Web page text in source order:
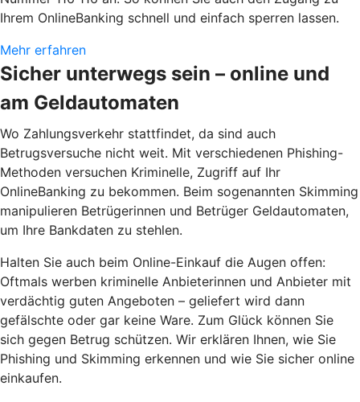
Ihrem OnlineBanking schnell und einfach sperren lassen.
Mehr erfahren
Sicher unterwegs sein – online und
am Geldautomaten
Wo Zahlungsverkehr stattfindet, da sind auch
Betrugsversuche nicht weit. Mit verschiedenen Phishing-
Methoden versuchen Kriminelle, Zugriff auf Ihr
OnlineBanking zu bekommen. Beim sogenannten Skimming
manipulieren Betrügerinnen und Betrüger Geldautomaten,
um Ihre Bankdaten zu stehlen.
Halten Sie auch beim Online-Einkauf die Augen offen:
Oftmals werben kriminelle Anbieterinnen und Anbieter mit
verdächtig guten Angeboten – geliefert wird dann
gefälschte oder gar keine Ware. Zum Glück können Sie
sich gegen Betrug schützen. Wir erklären Ihnen, wie Sie
Phishing und Skimming erkennen und wie Sie sicher online
einkaufen.